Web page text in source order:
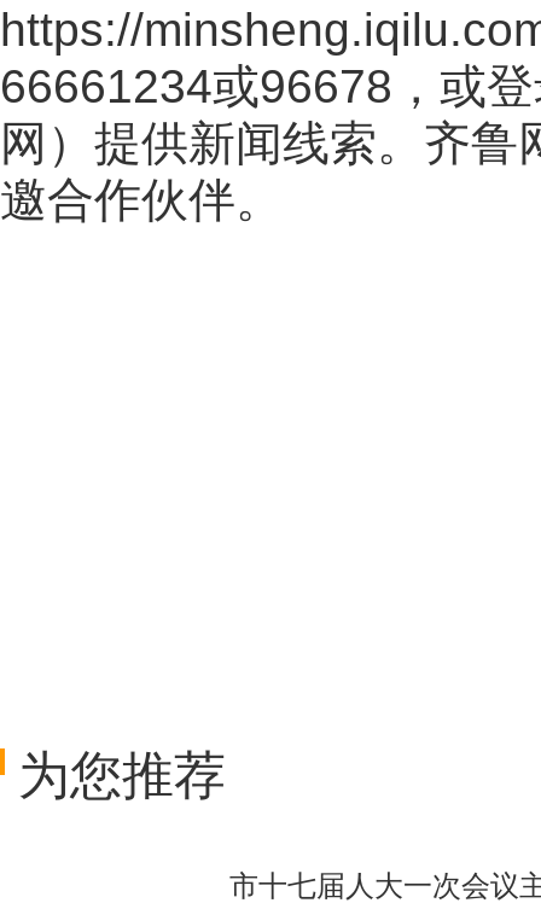
https://
66661234或96678，或
网 ）提供新闻线索。齐鲁
邀合作伙伴。
为您推荐
市十七届人大一次会议